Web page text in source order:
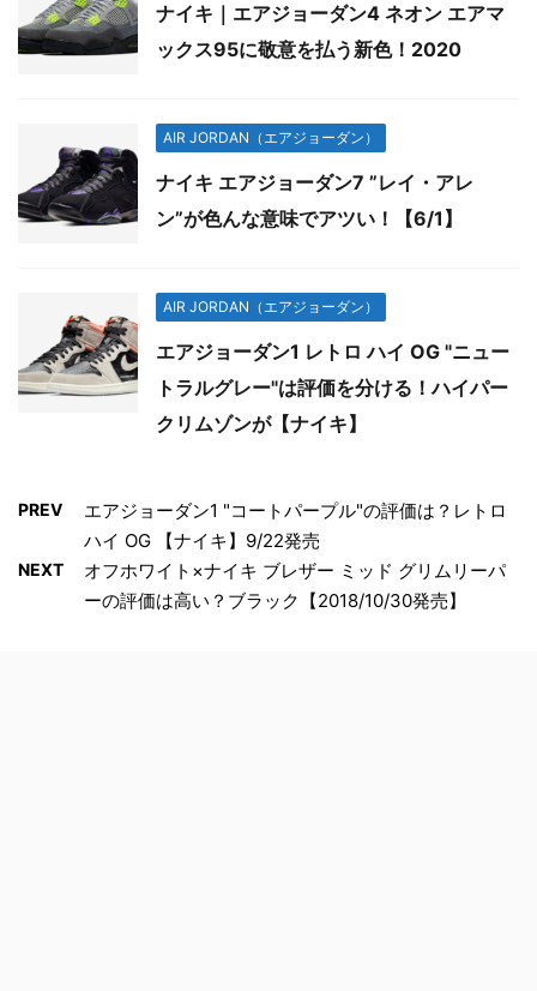
ナイキ｜エアジョーダン4 ネオン エアマ
ックス95に敬意を払う新色！2020
AIR JORDAN（エアジョーダン）
ナイキ エアジョーダン7 ”レイ・アレ
ン”が色んな意味でアツい！【6/1】
AIR JORDAN（エアジョーダン）
エアジョーダン1 レトロ ハイ OG "ニュー
トラルグレー"は評価を分ける！ハイパー
クリムゾンが【ナイキ】
PREV
エアジョーダン1 "コートパープル"の評価は？レトロ
ハイ OG 【ナイキ】9/22発売
NEXT
オフホワイト×ナイキ ブレザー ミッド グリムリーパ
ーの評価は高い？ブラック【2018/10/30発売】